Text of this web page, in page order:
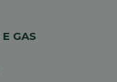
GAS